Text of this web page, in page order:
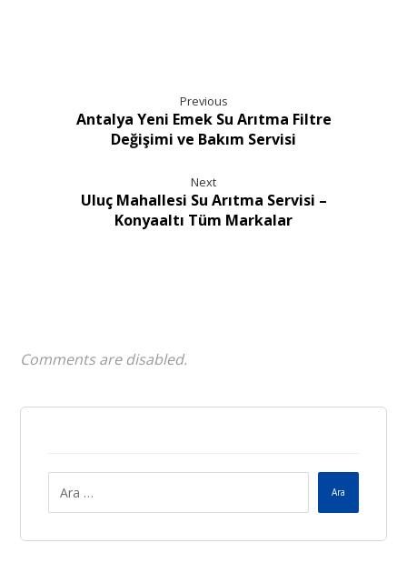
Previous
Antalya Yeni Emek Su Arıtma Filtre
Değişimi ve Bakım Servisi
Next
Uluç Mahallesi Su Arıtma Servisi –
Konyaaltı Tüm Markalar
Comments are disabled.
Ara